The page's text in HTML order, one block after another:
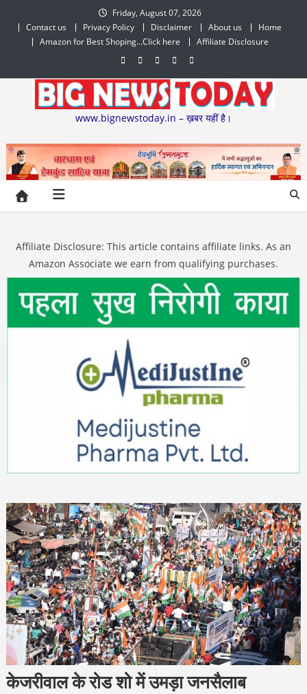
content
Friday, August 07, 2026
Contact us
Privacy Policy Disclaimer About us
Home
Amazon for Best Shoping…Click here
Affiliate Disclosure
www.bignewstoday.in – ख़बर यहीं है।
Affiliate Disclosure: This article contains affiliate links. As an
Amazon Associate we earn from qualifying purchases.
केजरीवाल के रोड शो में उमड़ा जनसैलाब